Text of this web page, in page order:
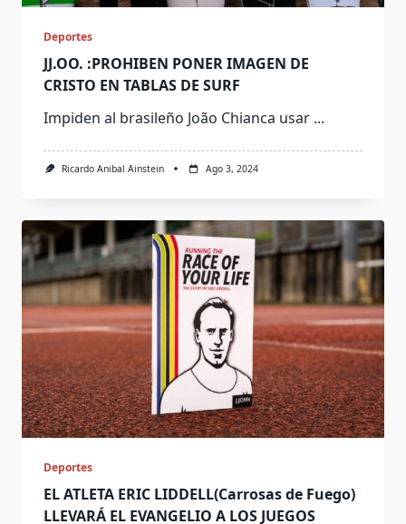
Deportes
JJ.OO. :PROHIBEN PONER IMAGEN DE
CRISTO EN TABLAS DE SURF
Impiden al brasileño João Chianca usar ...
Ricardo Anibal Ainstein Ago 3, 2024
Deportes
EL ATLETA ERIC LIDDELL(Carrosas de Fuego)
LLEVARÁ EL EVANGELIO A LOS JUEGOS